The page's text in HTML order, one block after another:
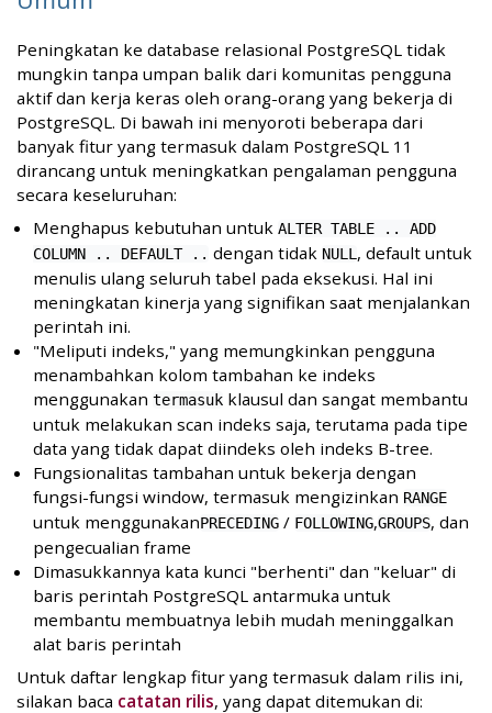
Peningkatan ke database relasional PostgreSQL tidak
mungkin tanpa umpan balik dari komunitas pengguna
aktif dan kerja keras oleh orang-orang yang bekerja di
PostgreSQL. Di bawah ini menyoroti beberapa dari
banyak fitur yang termasuk dalam PostgreSQL 11
dirancang untuk meningkatkan pengalaman pengguna
secara keseluruhan:
Menghapus kebutuhan untukALTER TABLE .. ADD
COLUMN .. DEFAULT .. dengan tidak NULL , default untuk
menulis ulang seluruh tabel pada eksekusi. Hal ini
meningkatan kinerja yang signifikan saat menjalankan
perintah ini.
"Meliputi indeks," yang memungkinkan pengguna
menambahkan kolom tambahan ke indeks
menggunakantermasuk klausul dan sangat membantu
untuk melakukan scan indeks saja, terutama pada tipe
data yang tidak dapat diindeks oleh indeks B-tree.
Fungsionalitas tambahan untuk bekerja dengan
fungsi-fungsi window, termasuk mengizinkan RANGE
untuk menggunakanPRECEDING / FOLLOWING,GROUPS, dan
pengecualian frame
Dimasukkannya kata kunci "berhenti" dan "keluar" di
baris perintah PostgreSQL antarmuka untuk
membantu membuatnya lebih mudah meninggalkan
alat baris perintah
Untuk daftar lengkap fitur yang termasuk dalam rilis ini,
silakan baca catatan rilis, yang dapat ditemukan di: